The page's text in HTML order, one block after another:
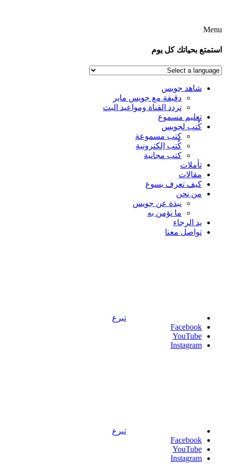
Menu
استمتع بحياتك كل يوم
شاهد جويس
دقيقة مع جويس ماير
تردد القناة ومواعيد البث
تعليم مسموع
كُتب لجويس
كتب مسموعة
كُتب إلكترونية
كتب مجانية
تأملات
مقالات
كيف تعرف يسوع
من نحن
نبذة عن جويس
ما نؤمن به
يد الرجاء
تواصل معنا
تبرع
Facebook
YouTube
Instagram
تبرع
Facebook
YouTube
Instagram